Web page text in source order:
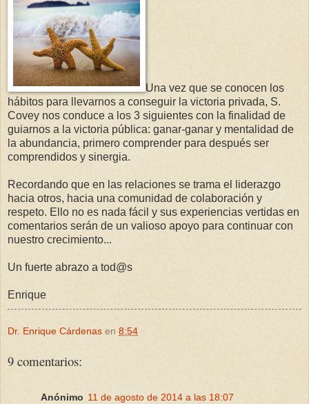
Una vez que se conocen los
hábitos para llevarnos a conseguir la victoria privada, S.
Covey nos conduce a los 3 siguientes con la finalidad de
guiarnos a la victoria pública: ganar-ganar y mentalidad de
la abundancia, primero comprender para después ser
comprendidos y sinergia.
Recordando que en las relaciones se trama el liderazgo
hacia otros, hacia una comunidad de colaboración y
respeto. Ello no es nada fácil y sus experiencias vertidas en
comentarios serán de un valioso apoyo para continuar con
nuestro crecimiento...
Un fuerte abrazo a tod@s
Enrique
Dr. Enrique Cárdenas en 8:54
9 comentarios:
Anónimo 11 de agosto de 2014 a las 18:07